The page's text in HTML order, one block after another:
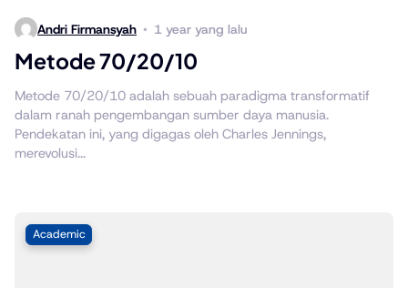
Andri Firmansyah 1 year yang lalu
Metode 70/20/10
Metode 70/20/10 adalah sebuah paradigma transformatif
dalam ranah pengembangan sumber daya manusia.
Pendekatan ini, yang digagas oleh Charles Jennings,
merevolusi...
Academic